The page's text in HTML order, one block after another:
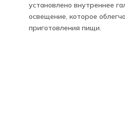
установлено внутреннее
освещение, которое
приготовления пищи.